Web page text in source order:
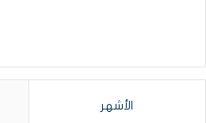
الأشهر